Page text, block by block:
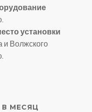
установки
и Волжского
МЕСЯЦ